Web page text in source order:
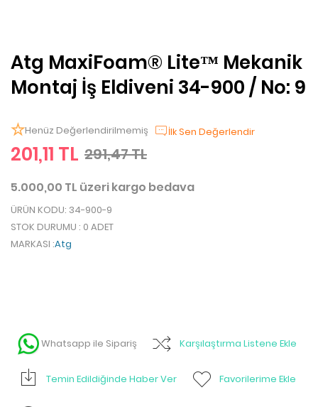
Atg MaxiFoam® Lite™ Mekanik
Montaj İş Eldiveni 34-900 / No: 9
Henüz Değerlendirilmemiş İlk Sen Değerlendir
201,11 TL 291,47 TL
5.000,00 TL üzeri kargo bedava
ÜRÜN KODU: 34-900-9
STOK DURUMU : 0 ADET
MARKASI :Atg
Whatsapp ile Sipariş Karşılaştırma Listene Ekle
Temin Edildiğinde Haber Ver Favorilerime Ekle